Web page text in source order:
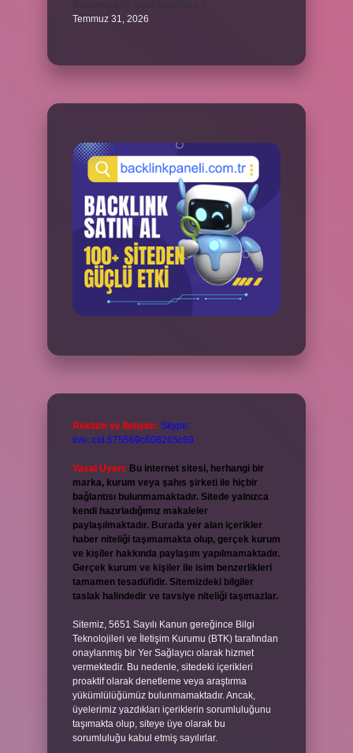
Temmuz 31, 2026
Reklam ve İletişim: Skype:
live:.cid.575569c608265c69
Yasal Uyarı: Bu internet sitesi, herhangi bir
marka, kurum veya şahıs şirketi ile hiçbir
bağlantısı bulunmamaktadır. Sitede yalnızca
kendi hazırladığımız makaleler
paylaşılmaktadır. Burada yer alan içerikler
haber niteliği taşımamakta olup, gerçek kurum
ve kişiler hakkında paylaşım yapılmamaktadır.
Gerçek kurum ve kişiler ile isim benzerlikleri
tamamen tesadüfidir. Sitemizdeki bilgiler
taslak halindedir ve tavsiye niteliği taşımazlar.
Sitemiz, 5651 Sayılı Kanun gereğince Bilgi
Teknolojileri ve İletişim Kurumu (BTK) tarafından
onaylanmış bir Yer Sağlayıcı olarak hizmet
vermektedir. Bu nedenle, sitedeki içerikleri
proaktif olarak denetleme veya araştırma
yükümlülüğümüz bulunmamaktadır. Ancak,
üyelerimiz yazdıkları içeriklerin sorumluluğunu
taşımakta olup, siteye üye olarak bu
sorumluluğu kabul etmiş sayılırlar.